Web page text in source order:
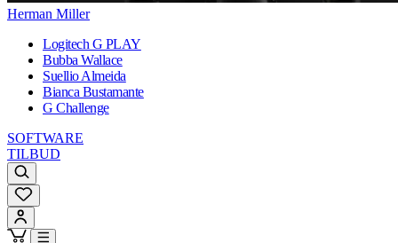
Herman Miller
Logitech G PLAY
Bubba Wallace
Suellio Almeida
Bianca Bustamante
G Challenge
SOFTWARE
TILBUD